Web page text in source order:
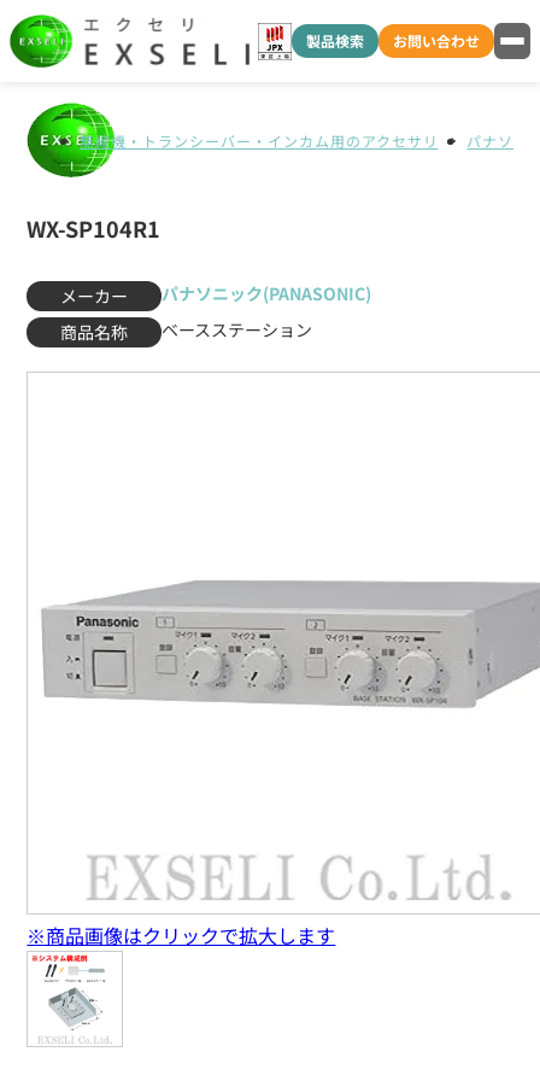
製品検索 お問い合わせ
無線機・トランシーバー・インカム用のアクセサリ パナソニ
WX-SP104R1
メーカー
パナソニック(PANASONIC)
商品名称
ベースステーション
※商品画像はクリックで拡大します